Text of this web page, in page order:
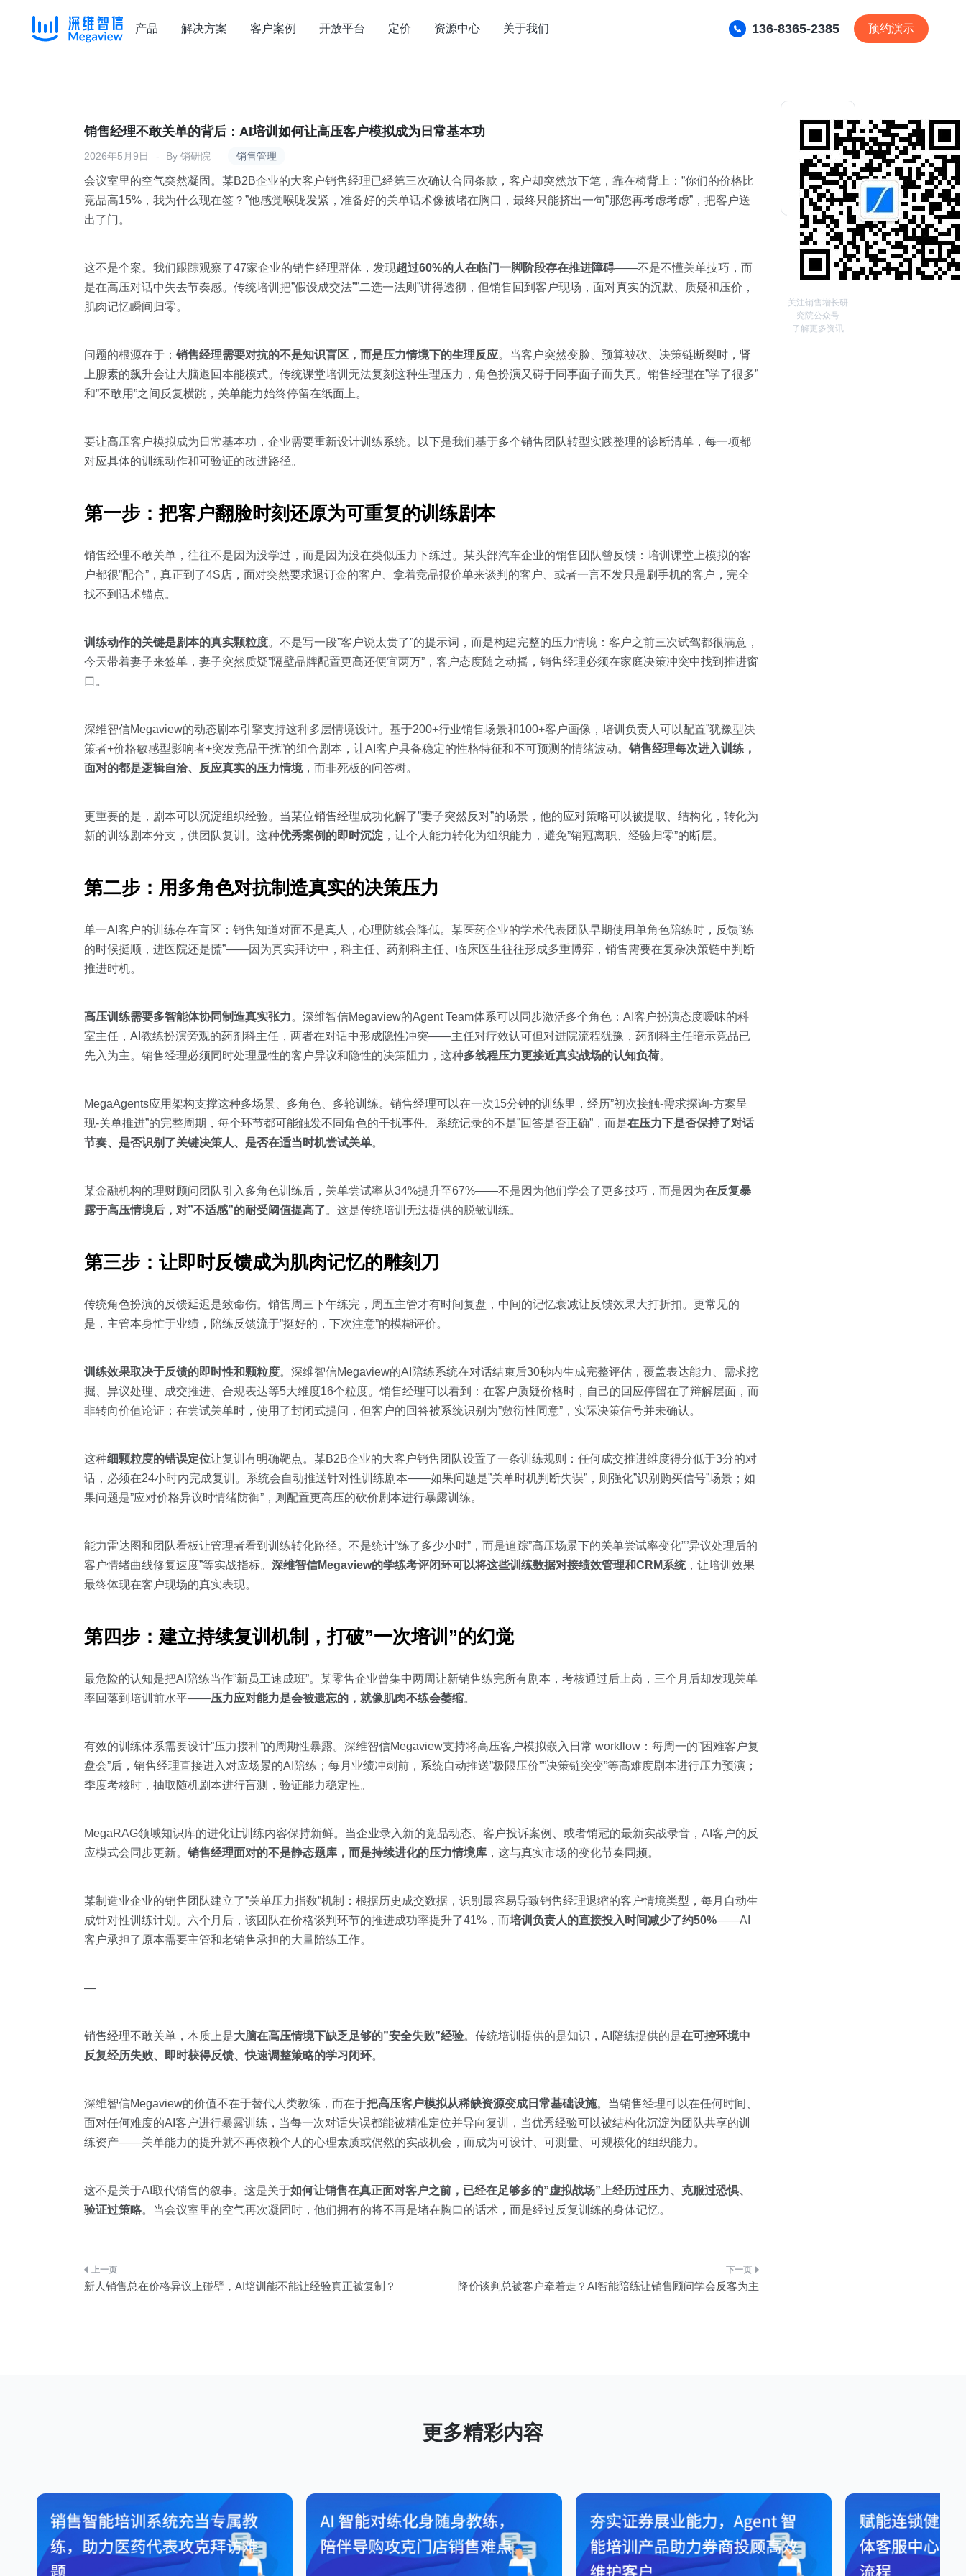
产品 解决方案 客户案例 开放平台 定价 资源中心 关于我们 136-8365-2385 预约演示
销售管理
销售经理不敢关单的背后：AI培训如何让高压客户模拟成为日常基本功
2026年5月9日 By 销研院
会议室里的空气突然凝固。某B2B企业的大客户销售经理已经第三次确认合同条款，客户却突然放下笔，靠在椅背上：”你们的价格比
竞品高15%，我为什么现在签？”他感觉喉咙发紧，准备好的关单话术像被堵在胸口，最终只能挤出一句”那您再考虑考虑”，把客户送
出了门。
这不是个案。我们跟踪观察了47家企业的销售经理群体，发现超过60%的人在临门一脚阶段存在推进障碍——不是不懂关单技巧，而
是在高压对话中失去节奏感。传统培训把”假设成交法””二选一法则”讲得透彻，但销售回到客户现场，面对真实的沉默、质疑和压价，
肌肉记忆瞬间归零。
问题的根源在于： 销售经理需要对抗的不是知识盲区，而是压力情境下的生理反应。当客户突然变脸、预算被砍、决策链断裂时，肾
上腺素的飙升会让大脑退回本能模式。传统课堂培训无法复刻这种生理压力，角色扮演又碍于同事面子而失真。销售经理在”学了很多”
和”不敢用”之间反复横跳，关单能力始终停留在纸面上。
要让高压客户模拟成为日常基本功，企业需要重新设计训练系统。以下是我们基于多个销售团队转型实践整理的诊断清单，每一项都
对应具体的训练动作和可验证的改进路径。
第一步：把客户翻脸时刻还原为可重复的训练剧本
销售经理不敢关单，往往不是因为没学过，而是因为没在类似压力下练过。某头部汽车企业的销售团队曾反馈：培训课堂上模拟的客
户都很”配合”，真正到了4S店，面对突然要求退订金的客户、拿着竞品报价单来谈判的客户、或者一言不发只是刷手机的客户，完全
找不到话术锚点。
训练动作的关键是剧本的真实颗粒度。不是写一段”客户说太贵了”的提示词，而是构建完整的压力情境：客户之前三次试驾都很满意，
今天带着妻子来签单，妻子突然质疑”隔壁品牌配置更高还便宜两万”，客户态度随之动摇，销售经理必须在家庭决策冲突中找到推进窗
口。
深维智信Megaview的动态剧本引擎支持这种多层情境设计。基于200+行业销售场景和100+客户画像，培训负责人可以配置”犹豫型决
策者+价格敏感型影响者+突发竞品干扰”的组合剧本，让AI客户具备稳定的性格特征和不可预测的情绪波动。 销售经理每次进入训练，
面对的都是逻辑自洽、反应真实的压力情境，而非死板的问答树。
更重要的是，剧本可以沉淀组织经验。当某位销售经理成功化解了”妻子突然反对”的场景，他的应对策略可以被提取、结构化，转化为
新的训练剧本分支，供团队复训。这种优秀案例的即时沉淀 ，让个人能力转化为组织能力，避免”销冠离职、经验归零”的断层。
第二步：用多角色对抗制造真实的决策压力
单一AI客户的训练存在盲区：销售知道对面不是真人，心理防线会降低。某医药企业的学术代表团队早期使用单角色陪练时，反馈”练
的时候挺顺，进医院还是慌”——因为真实拜访中，科主任、药剂科主任、临床医生往往形成多重博弈，销售需要在复杂决策链中判断
推进时机。
高压训练需要多智能体协同制造真实张力。深维智信Megaview的Agent Team体系可以同步激活多个角色：AI客户扮演态度暧昧的科
室主任，AI教练扮演旁观的药剂科主任，两者在对话中形成隐性冲突——主任对疗效认可但对进院流程犹豫，药剂科主任暗示竞品已
先入为主。销售经理必须同时处理显性的客户异议和隐性的决策阻力，这种多线程压力更接近真实战场的认知负荷。
MegaAgents应用架构支撑这种多场景、多角色、多轮训练。销售经理可以在一次15分钟的训练里，经历”初次接触-需求探询-方案呈
现-关单推进”的完整周期，每个环节都可能触发不同角色的干扰事件。系统记录的不是”回答是否正确”，而是在压力下是否保持了对话
节奏、是否识别了关键决策人、是否在适当时机尝试关单。
某金融机构的理财顾问团队引入多角色训练后，关单尝试率从34%提升至67%——不是因为他们学会了更多技巧，而是因为在反复暴
露于高压情境后，对”不适感”的耐受阈值提高了。这是传统培训无法提供的脱敏训练。
第三步：让即时反馈成为肌肉记忆的雕刻刀
传统角色扮演的反馈延迟是致命伤。销售周三下午练完，周五主管才有时间复盘，中间的记忆衰减让反馈效果大打折扣。更常见的
是，主管本身忙于业绩，陪练反馈流于”挺好的，下次注意”的模糊评价。
训练效果取决于反馈的即时性和颗粒度。深维智信Megaview的AI陪练系统在对话结束后30秒内生成完整评估，覆盖表达能力、需求挖
掘、异议处理、成交推进、合规表达等5大维度16个粒度。销售经理可以看到：在客户质疑价格时，自己的回应停留在了辩解层面，而
非转向价值论证；在尝试关单时，使用了封闭式提问，但客户的回答被系统识别为”敷衍性同意”，实际决策信号并未确认。
这种细颗粒度的错误定位让复训有明确靶点。某B2B企业的大客户销售团队设置了一条训练规则：任何成交推进维度得分低于3分的对
话，必须在24小时内完成复训。系统会自动推送针对性训练剧本——如果问题是”关单时机判断失误”，则强化”识别购买信号”场景；如
果问题是”应对价格异议时情绪防御”，则配置更高压的砍价剧本进行暴露训练。
能力雷达图和团队看板让管理者看到训练转化路径。不是统计”练了多少小时”，而是追踪”高压场景下的关单尝试率变化””异议处理后的
客户情绪曲线修复速度”等实战指标。 深维智信Megaview的学练考评闭环可以将这些训练数据对接绩效管理和CRM系统，让培训效果
最终体现在客户现场的真实表现。
第四步：建立持续复训机制，打破”一次培训”的幻觉
最危险的认知是把AI陪练当作”新员工速成班”。某零售企业曾集中两周让新销售练完所有剧本，考核通过后上岗，三个月后却发现关单
率回落到培训前水平——压力应对能力是会被遗忘的，就像肌肉不练会萎缩。
有效的训练体系需要设计”压力接种”的周期性暴露。深维智信Megaview支持将高压客户模拟嵌入日常 workflow：每周一的”困难客户复
盘会”后，销售经理直接进入对应场景的AI陪练；每月业绩冲刺前，系统自动推送”极限压价””决策链突变”等高难度剧本进行压力预演；
季度考核时，抽取随机剧本进行盲测，验证能力稳定性。
MegaRAG领域知识库的进化让训练内容保持新鲜。当企业录入新的竞品动态、客户投诉案例、或者销冠的最新实战录音，AI客户的反
应模式会同步更新。 销售经理面对的不是静态题库，而是持续进化的压力情境库 ，这与真实市场的变化节奏同频。
某制造业企业的销售团队建立了”关单压力指数”机制：根据历史成交数据，识别最容易导致销售经理退缩的客户情境类型，每月自动生
成针对性训练计划。六个月后，该团队在价格谈判环节的推进成功率提升了41%，而培训负责人的直接投入时间减少了约50%——AI
客户承担了原本需要主管和老销售承担的大量陪练工作。
—
销售经理不敢关单，本质上是大脑在高压情境下缺乏足够的”安全失败”经验。传统培训提供的是知识，AI陪练提供的是在可控环境中
反复经历失败、即时获得反馈、快速调整策略的学习闭环。
深维智信Megaview的价值不在于替代人类教练，而在于把高压客户模拟从稀缺资源变成日常基础设施。当销售经理可以在任何时间、
面对任何难度的AI客户进行暴露训练，当每一次对话失误都能被精准定位并导向复训，当优秀经验可以被结构化沉淀为团队共享的训
练资产——关单能力的提升就不再依赖个人的心理素质或偶然的实战机会，而成为可设计、可测量、可规模化的组织能力。
这不是关于AI取代销售的叙事。这是关于如何让销售在真正面对客户之前，已经在足够多的”虚拟战场”上经历过压力、克服过恐惧、
验证过策略。当会议室里的空气再次凝固时，他们拥有的将不再是堵在胸口的话术，而是经过反复训练的身体记忆。
文
新人销售总在价格异议上碰壁，AI培训能不能让经验真正被复制？ 降价谈判总被客户牵着走？AI智能陪练让销售顾问学会反客为主
关注销售增长研
究院公众号
了解更多资讯